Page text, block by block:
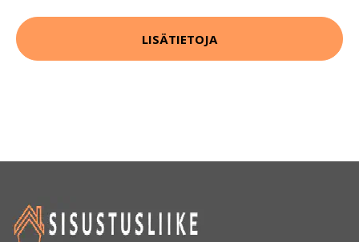
LISÄTIETOJA